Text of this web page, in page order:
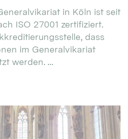
in Köln ist seit
ISO 27001 zertifiziert.
dass
im Generalvikariat
werden. ...